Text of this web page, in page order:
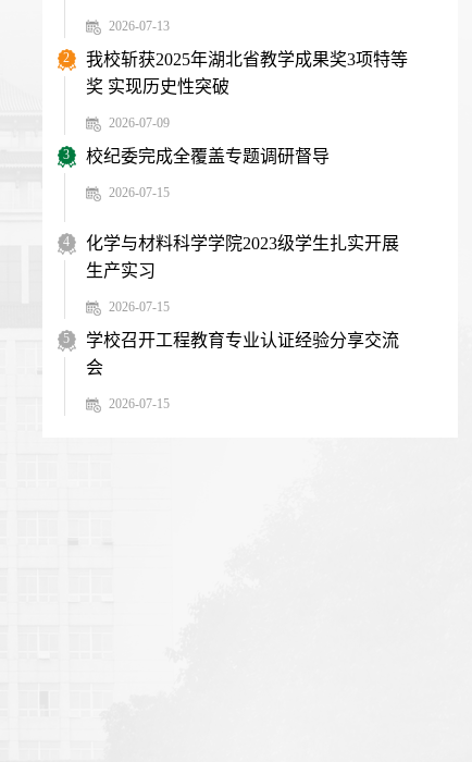
2026-07-13
2
我校斩获2025年湖北省教学成果奖3项特等
奖 实现历史性突破
2026-07-09
3 校纪委完成全覆盖专题调研督导
2026-07-15
4
化学与材料科学学院2023级学生扎实开展
生产实习
2026-07-15
5
学校召开工程教育专业认证经验分享交流
会
2026-07-15